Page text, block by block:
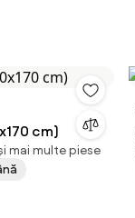
cm)
mai multe piese